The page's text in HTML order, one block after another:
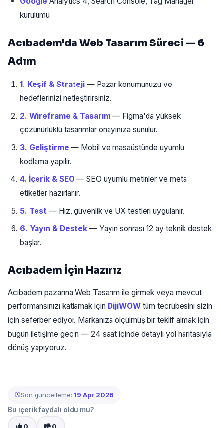
kurulumu
Acıbadem'da Web Tasarım Süreci — 6
Adım
1. Keşif & Strateji — Pazar konumunuzu ve
hedeflerinizi netleştirirsiniz.
2. Wireframe & Tasarım — Figma'da yüksek
çözünürlüklü tasarımlar onayınıza sunulur.
3. Geliştirme — Mobil ve masaüstünde uyumlu
kodlama yapılır.
4. İçerik & SEO — SEO uyumlu metinler ve meta
etiketler hazırlanır.
5. Test — Hız, güvenlik ve UX testleri uygulanır.
6. Yayın & Destek — Yayın sonrası 12 ay teknik destek
başlar.
Acıbadem İçin Hazırız
Acıbadem pazarına Web Tasarım ile girmek veya mevcut
performansınızı katlamak için DijiWOW tüm tecrübesini sizin
için seferber ediyor. Markanıza ölçülmüş bir teklif almak için
bugün iletişime geçin — 24 saat içinde detaylı yol haritasıyla
dönüş yapıyoruz.
Son güncelleme: 19 Apr 2026
Bu içerik faydalı oldu mu?
0 0